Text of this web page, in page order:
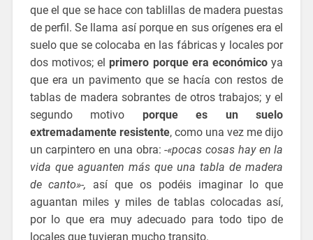
que el que se hace con tablillas de madera puestas
de perfil. Se llama así porque en sus orígenes era el
suelo que se colocaba en las fábricas y locales por
dos motivos; elprimero porque era económicoya
que era un pavimento que se hacía con restos de
tablas de madera sobrantes de otros trabajos; y el
segundo motivo porque es un suelo
extremadamente resistente, como una vez me dijo
un carpintero en una obra:-«pocas cosas hay en la
vida que aguanten más que una tabla de madera
de canto»-, así que os podéis imaginar lo que
aguantan miles y miles de tablas colocadas así,
por lo que era muy adecuado para todo tipo de
locales que tuvieran mucho transito.